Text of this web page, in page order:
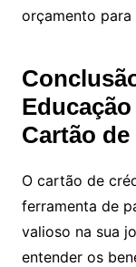
orçamento para
Cartão
O cartão de
ferramenta de
valioso na sua
entender os